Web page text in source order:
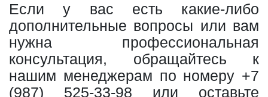
Если у вас есть какие-либо
дополнительные вопросы или вам
нужна профессиональная
консультация, обращайтесь к
нашим менеджерам по номеру +7
(987) 525-33-98 или оставьте